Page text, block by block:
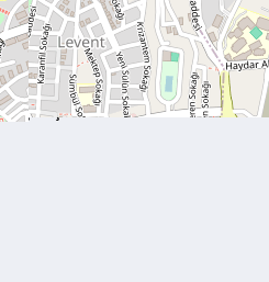
Beşiktaş JK Istanbul